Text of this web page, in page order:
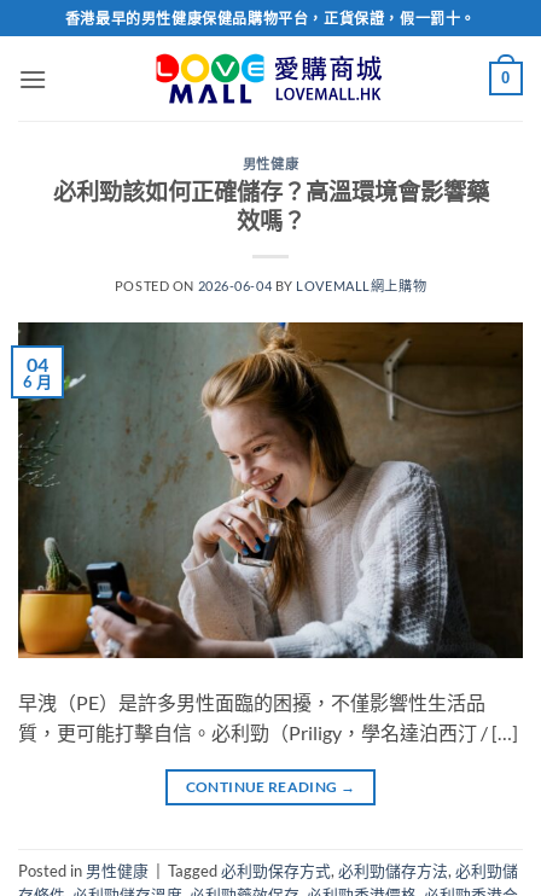
to
content
香港最早的男性健康保健品購物平台，正貨保證，假一罰十。
0
男性健康
必利勁該如何正確儲存？高溫環境會影響藥
效嗎？
POSTED ON 2026-06-04 BY LOVEMALL網上購物
04
6 月
早洩（PE）是許多男性面臨的困擾，不僅影響性生活品
質，更可能打擊自信。必利勁（Priligy，學名達泊西汀 / […]
CONTINUE READING →
Posted in 男性健康 Tagged必利勁保存方式, 必利勁儲存方法, 必利勁儲